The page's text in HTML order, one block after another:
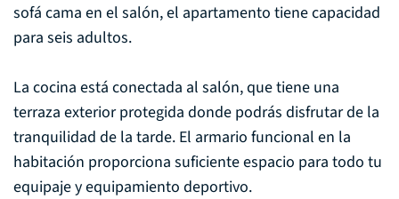
sofá cama en el salón, el apartamento tiene capacidad
para seis adultos.
La cocina está conectada al salón, que tiene una
terraza exterior protegida donde podrás disfrutar de la
tranquilidad de la tarde. El armario funcional en la
habitación proporciona suficiente espacio para todo tu
equipaje y equipamiento deportivo.